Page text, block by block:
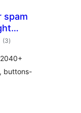
spam
(3valoracións
totais
)
buttons-